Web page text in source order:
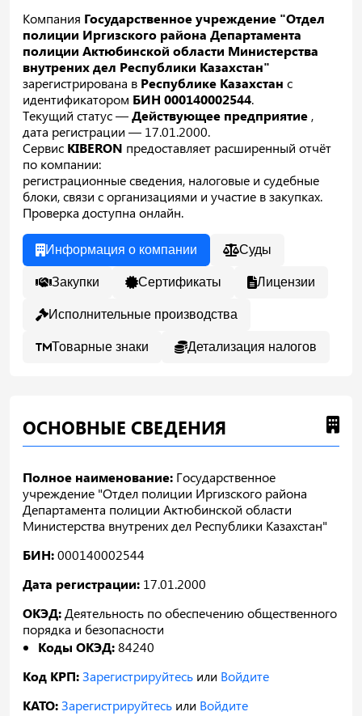
Компания Государственное учреждение "Отдел
полиции Иргизского района Департамента
полиции Актюбинской области Министерства
внутрених дел Республики Казахстан"
зарегистрирована в Республике Казахстан с
идентификатором БИН 000140002544.
Текущий статус —Действующее предприятие ,
дата регистрации — 17.01.2000.
Сервис KIBERON предоставляет расширенный отчёт
по компании:
регистрационные сведения, налоговые и судебные
блоки, связи с организациями и участие в закупках.
Проверка доступна онлайн.
Информация о компании Суды
Закупки Сертификаты Лицензии
Исполнительные производства
Товарные знаки Детализация налогов
ОСНОВНЫЕ СВЕДЕНИЯ
Полное наименование: Государственное
учреждение "Отдел полиции Иргизского района
Департамента полиции Актюбинской области
Министерства внутрених дел Республики Казахстан"
БИН:000140002544
Дата регистрации: 17.01.2000
ОКЭД:Деятельность по обеспечению общественного
порядка и безопасности
Коды ОКЭД:84240
Код КРП:Зарегистрируйтесь или Войдите
КАТО:Зарегистрируйтесь или Войдите